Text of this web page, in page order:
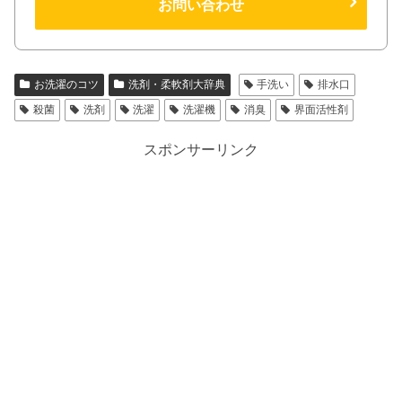
お問い合わせ
お洗濯のコツ 洗剤・柔軟剤大辞典 手洗い
排水口
殺菌
洗剤 洗濯 洗濯機 消臭 界面活性剤
スポンサーリンク